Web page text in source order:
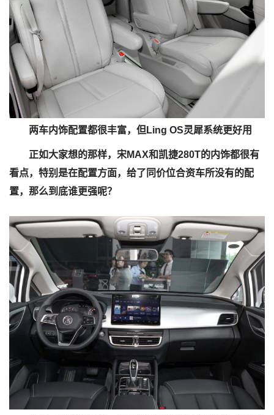
两车内饰配置都很丰富，但Ling OS灵犀系统更好用
正如大家想的那样，宋MAX和凯捷280T的内饰都很有
看点，特别是在配置方面，给了同价位合资车所没有的配
置，那么到底谁更强呢？